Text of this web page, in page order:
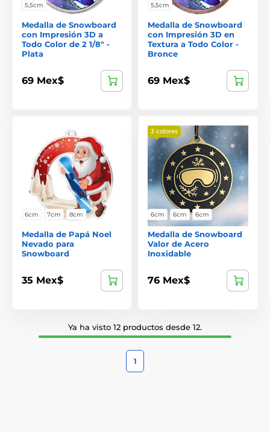
5,5cm
Medalla de Snowboard
con Impresión 3D a
Todo Color de 2 1/8" -
Plata
69 Mex$
5,5cm
Medalla de Snowboard
con Impresión 3D en
Textura a Todo Color -
Bronce
69 Mex$
6cm 7cm 8cm
Medalla de Papá Noel
Nevado para
Snowboard
35 Mex$
3 colores
6cm 6cm 6cm
Medalla de Snowboard
Valor de Acero
Inoxidable
76 Mex$
Ya ha visto 12 productos desde 12.
1